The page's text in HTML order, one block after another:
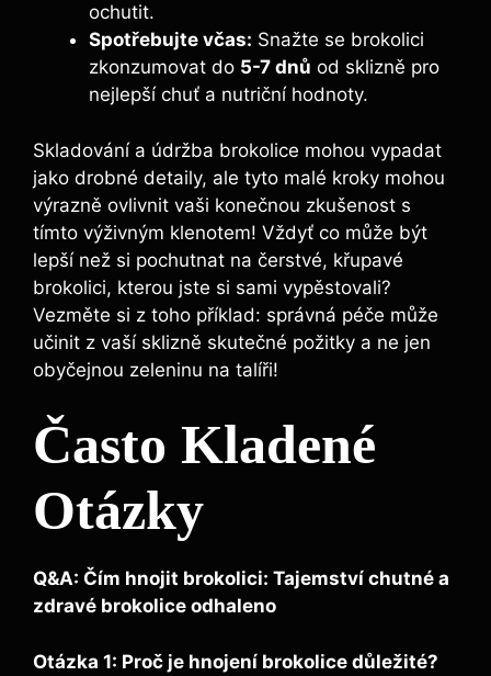
ochutit.
Spotřebujte včas: Snažte‍ se brokolici
⁣zkonzumovat‌ do 5-7 dnů od ‍sklizně pro
nejlepší chuť⁣ a nutriční hodnoty.
Skladování a ‌údržba brokolice mohou​ vypadat⁣
jako‌ drobné detaily, ale tyto malé kroky mohou ​
výrazně ovlivnit vaši⁣ konečnou zkušenost ⁤s
‍tímto výživným klenotem!‌ Vždyť co může ‌být
lepší než si pochutnat ‍na‌ čerstvé, křupavé
⁣brokolici, kterou jste⁣ si sami vypěstovali?
‍Vezměte‍ si z ⁣toho příklad: správná péče ⁤může
učinit z vaší sklizně skutečné požitky ⁣a ne jen
obyčejnou zeleninu na talíři!
Často Kladené
Otázky
Q&A:⁤ Čím ​hnojit ‌brokolici: Tajemství chutné a
zdravé ⁤brokolice odhaleno
Otázka ‌1: Proč⁢ je hnojení brokolice důležité?